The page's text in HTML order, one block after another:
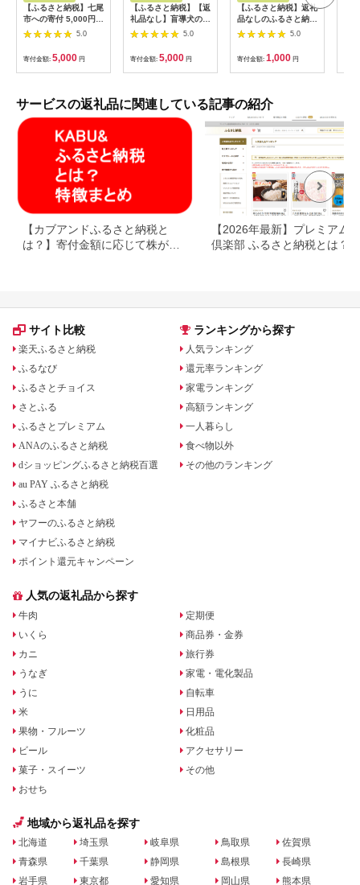
【ふるさと納税】七尾
市への寄付 5,000円
（返礼品を受け取らな
5.0
寄付金額: 5,000 円
【ふるさと納税】【返
礼品なし】盲導犬の育
成を応援しよう！ 盲
導犬が育つまち応援事
業（5,000円単位でご
寄附いただけます）
5.0
寄付金額: 5,000 円
【ふるさと納税】返礼
品なしのふるさと納税
米沢市への寄附
【1,000円～】
5.0
寄付金額: 1,000 円
サービスの返礼品に関連している記事の紹介
【カブアンドふるさと納税と
は？】寄付金額に応じて株がも
【2026年最新】プレミアム
倶楽部 ふるさと納税とは？
サイト比較
楽天ふるさと納税
ふるなび
ふるさとチョイス
さとふる
ふるさとプレミアム
ANAのふるさと納税
dショッピングふるさと納税百選
au PAY ふるさと納税
ふるさと本舗
ヤフーのふるさと納税
マイナビふるさと納税
ポイント還元キャンペーン
ランキングから探す
人気ランキング
還元率ランキング
家電ランキング
高額ランキング
一人暮らし
食べ物以外
その他のランキング
人気の返礼品から探す
牛肉
いくら
カニ
うなぎ
うに
米
果物・フルーツ
ビール
菓子・スイーツ
おせち
定期便
商品券・金券
旅行券
家電・電化製品
自転車
日用品
化粧品
アクセサリー
その他
地域から返礼品を探す
北海道
青森県
岩手県
埼玉県
千葉県
東京都
岐阜県
静岡県
愛知県
鳥取県
島根県
岡山県
佐賀県
長崎県
熊本県